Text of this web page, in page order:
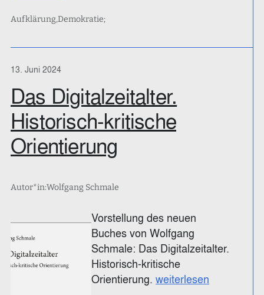
Aufklärung Demokratie;
13. Juni 2024
Das Digitalzeitalter.
Historisch-kritische
Orientierung
Autor*in:Wolfgang Schmale
Vorstellung des neuen
Buches von Wolfgang
Schmale: Das Digitalzeitalter.
Historisch-kritische
Orientierung.weiterlesen